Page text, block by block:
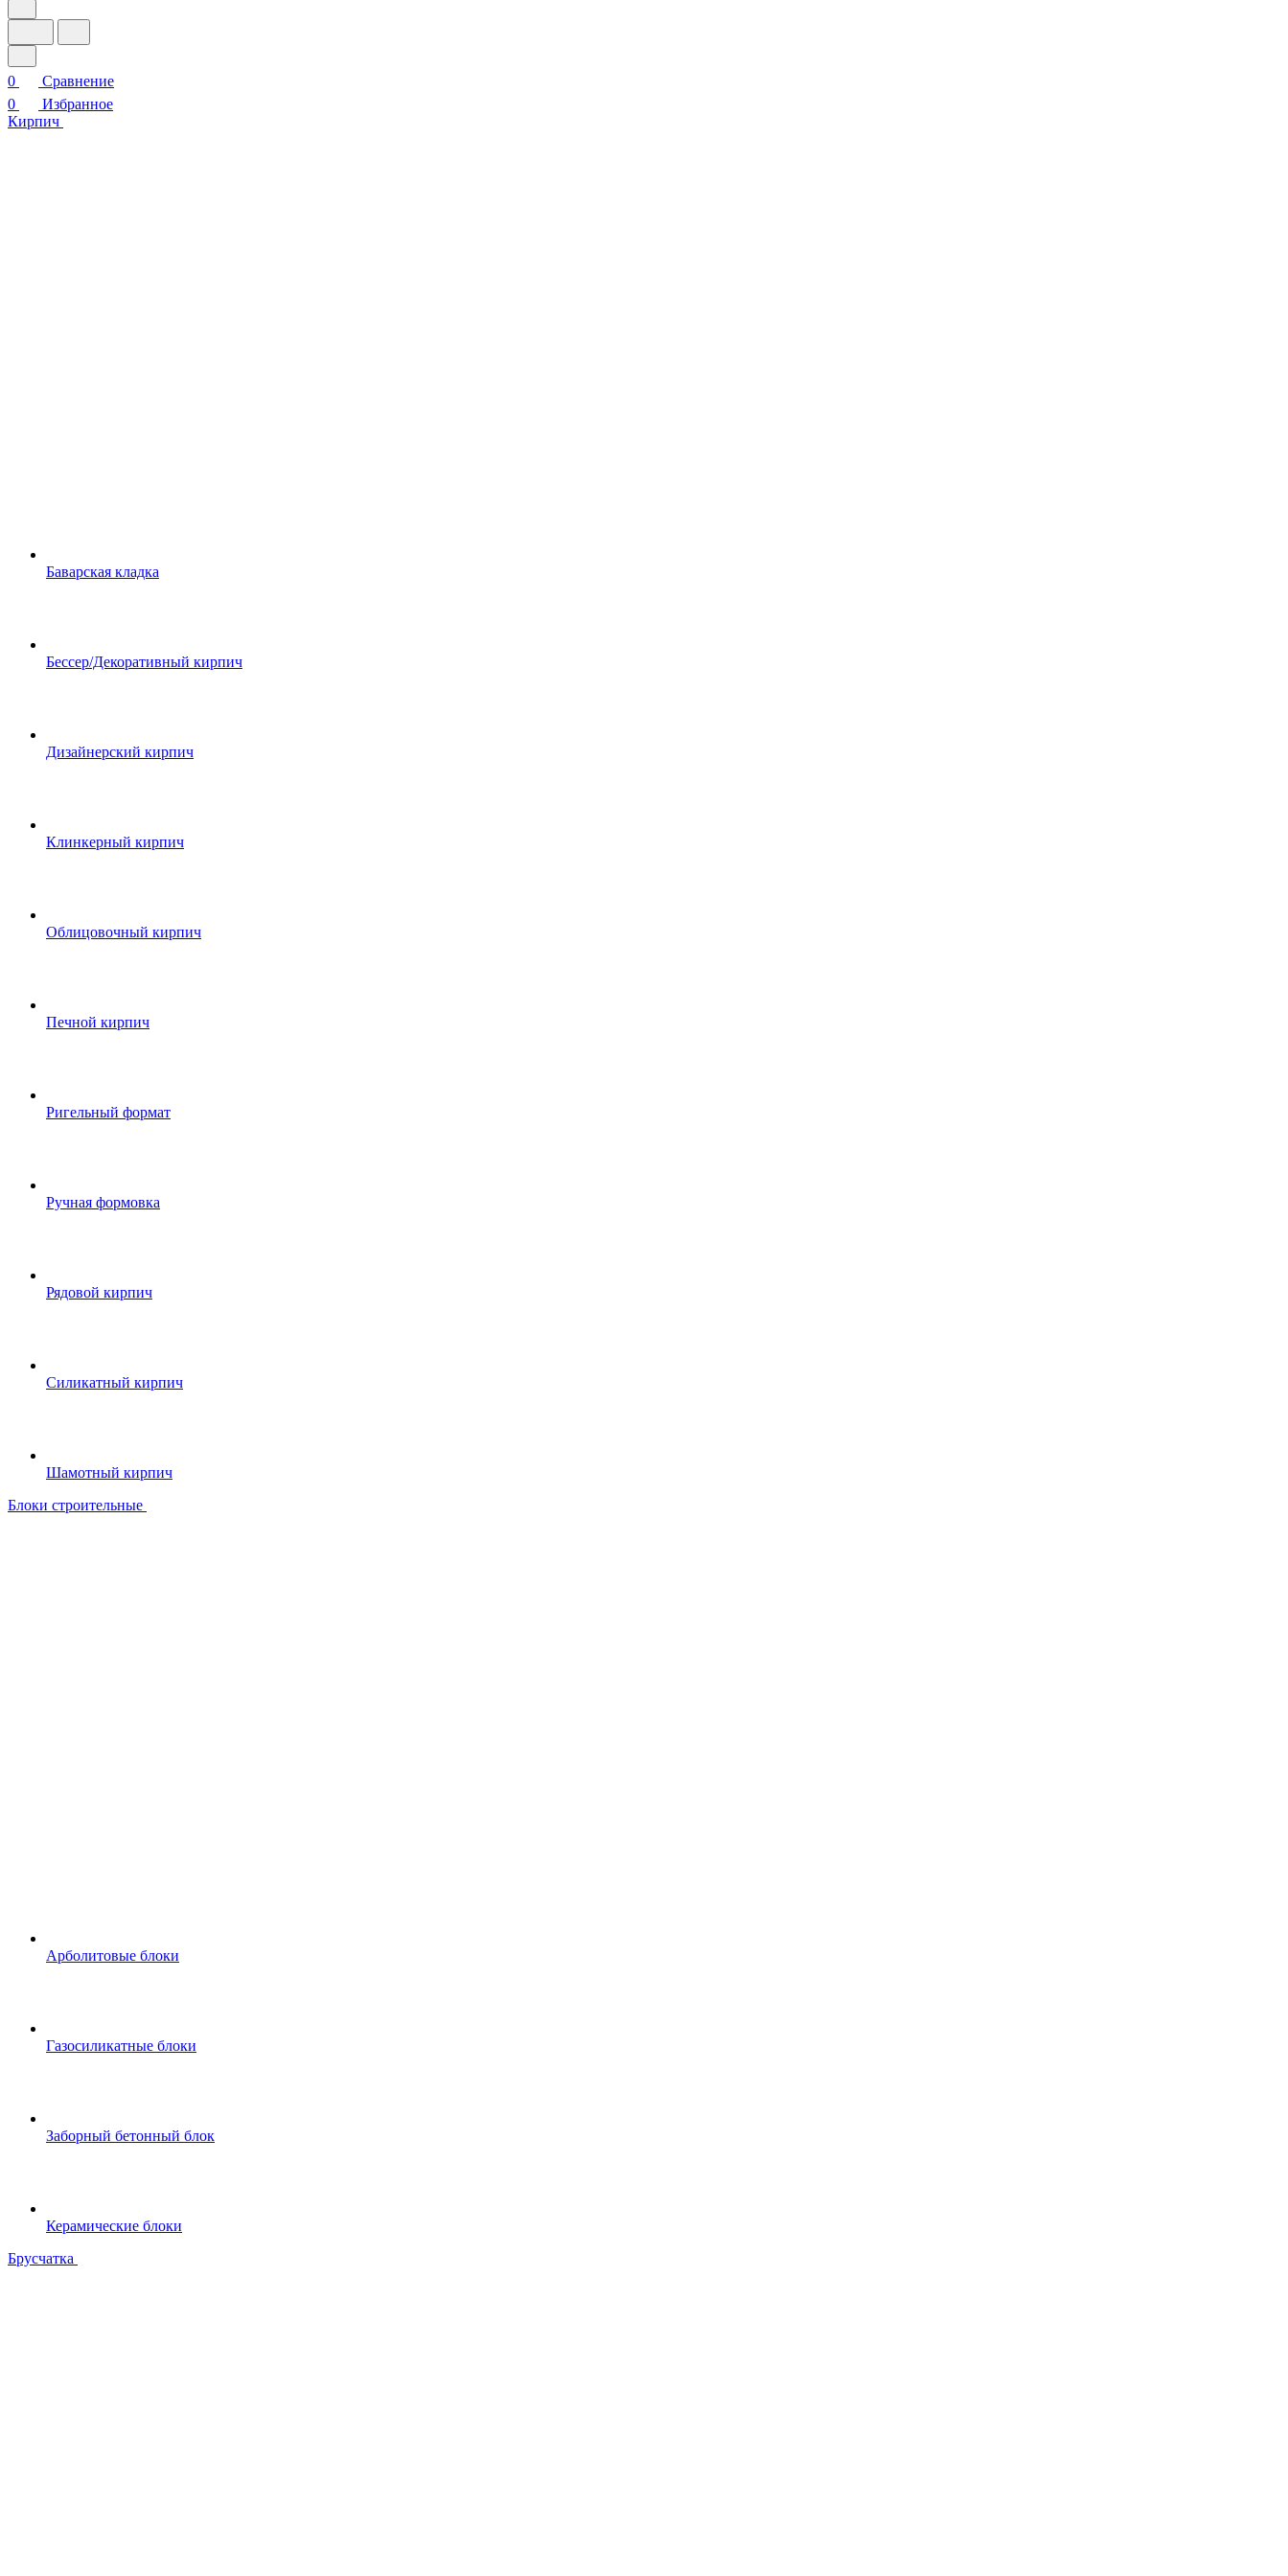
0
Сравнение
0
Избранное
Кирпич
Баварская кладка
Бессер/Декоративный кирпич
Дизайнерский кирпич
Клинкерный кирпич
Облицовочный кирпич
Печной кирпич
Ригельный формат
Ручная формовка
Рядовой кирпич
Силикатный кирпич
Шамотный кирпич
Блоки строительные
Арболитовые блоки
Газосиликатные блоки
Заборный бетонный блок
Керамические блоки
Брусчатка